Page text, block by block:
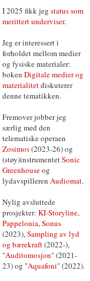
I 2025 fikk jeg status som
merittert underviser.
Jeg er interessert i
forholdet mellom medier
og fysiske materialer:
boken Digitale medier og
materialitetdiskuterer
denne tematikken.
Fremover jobber jeg
særlig med den
telematiske operaen
Zosimos(2023-26) og
(støy)instrumentetSonic
Greenhouseog
lydavspilleren Audiomat.
Nylig avsluttede
prosjekter: KI-Storyline,
Pappelonia,Sonus
(2023),Sampling av lyd
og bærekraft(2022-),
"Auditomosjon" (2021-
23) og "Aquafoni" (2022).